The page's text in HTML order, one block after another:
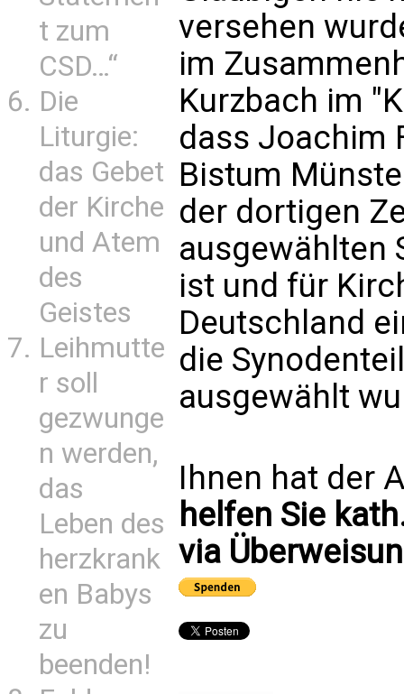
t zum
CSD…“
Die
Liturgie:
das Gebet
der Kirche
und Atem
des
Geistes
Leihmutte
r soll
gezwunge
n werden,
das
Leben des
herzkrank
en Babys
zu
beenden!
versehen
im
Kurzbach im
dass Joachim
Bistum
der dortigen
ausgewählten
ist und für
Deutschland
die
ausgewählt
Ihnen hat der
helfen Sie
via